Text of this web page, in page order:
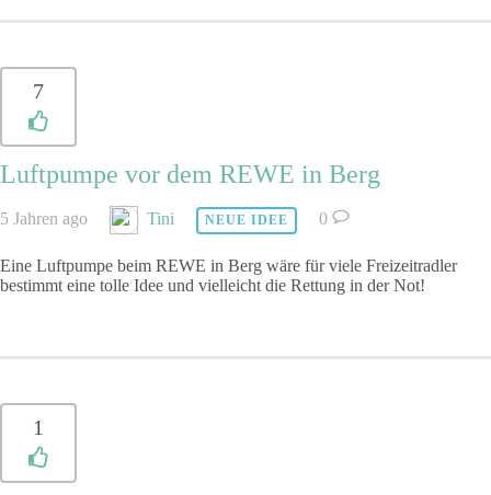
7
Luftpumpe vor dem REWE in Berg
5 Jahren ago Tini NEUE IDEE 0
Eine Luftpumpe beim REWE in Berg wäre für viele Freizeitradler
bestimmt eine tolle Idee und vielleicht die Rettung in der Not!
1